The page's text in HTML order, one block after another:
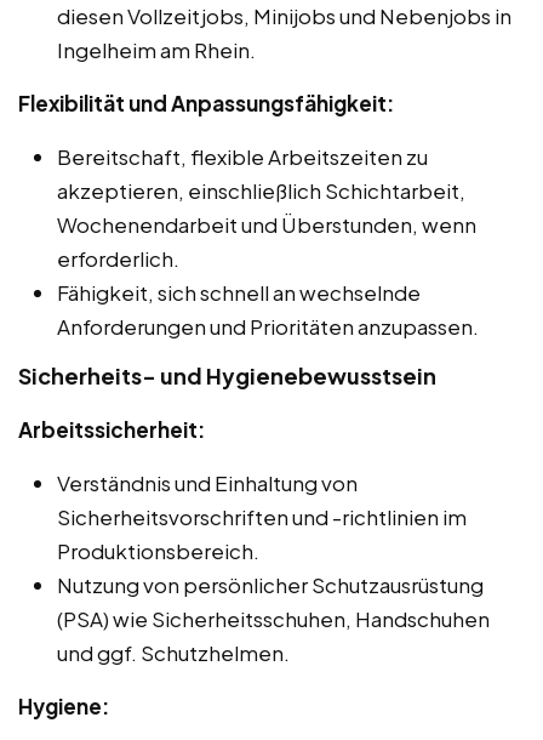
diesen Vollzeitjobs, Minijobs und Nebenjobs in
Ingelheim am Rhein.
Flexibilität und Anpassungsfähigkeit:
Bereitschaft, flexible Arbeitszeiten zu
akzeptieren, einschließlich Schichtarbeit,
Wochenendarbeit und Überstunden, wenn
erforderlich.
Fähigkeit, sich schnell an wechselnde
Anforderungen und Prioritäten anzupassen.
Sicherheits- und Hygienebewusstsein
Arbeitssicherheit:
Verständnis und Einhaltung von
Sicherheitsvorschriften und -richtlinien im
Produktionsbereich.
Nutzung von persönlicher Schutzausrüstung
(PSA) wie Sicherheitsschuhen, Handschuhen
und ggf. Schutzhelmen.
Hygiene: